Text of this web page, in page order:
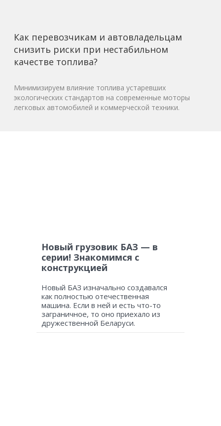
Как перевозчикам и автовладельцам
снизить риски при нестабильном
качестве топлива?
Минимизируем влияние топлива устаревших
экологических стандартов на современные моторы
легковых автомобилей и коммерческой техники.
Новый грузовик БАЗ — в
серии! Знакомимся с
конструкцией
Новый БАЗ изначально создавался
как полностью отечественная
машина. Если в ней и есть что-то
заграничное, то оно приехало из
дружественной Беларуси.